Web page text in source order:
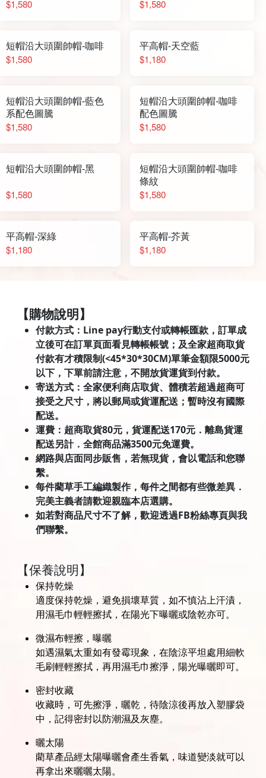
$1,580 $1,580
短帽沿大頭圍帥帽-咖啡
$1,580
平高帽-天空藍
$1,180
短帽沿大頭圍帥帽-藍色
系配色圖騰
$1,580
短帽沿大頭圍帥帽-咖啡
配色圖騰
$1,580
短帽沿大頭圍帥帽-黑
$1,580
短帽沿大頭圍帥帽-咖啡
條紋
$1,580
平高帽-深綠
$1,180
平高帽-芥黃
$1,180
【購物說明】
付款方式：Line pay行動支付或轉帳匯款，訂單成
立後可在訂單頁面看見轉帳帳號；及全家超商取貨
付款有才積限制(<45*30*30CM)單筆金額限5000元
以下，下單前請注意，不開放貨運貨到付款。
寄送方式：全家便利商店取貨、體積若超過超商可
接受之尺寸，將以郵局或貨運配送；暫時沒有國際
配送。
運費：超商取貨80元，貨運配送170元．離島貨運
配送另計．全館商品滿3500元免運費。
網路與店面同步販售，若無現貨，會以電話和您聯
繫。
每件藺草手工編織製作，每件之間都有些微差異．
完美主義者請歡迎親臨本店選購。
如若對商品尺寸不了解，歡迎透過FB粉絲專頁與我
們聯繫。
【保養說明】
保持乾燥
適度保持乾燥，避免損壞草質，如不慎沾上汗漬，
用濕毛巾輕輕擦拭，在陽光下曝曬或陰乾亦可。
微濕布輕擦，曝曬
如遇濕氣太重如有發霉現象，在陰涼平坦處用細軟
毛刷輕輕擦拭，再用濕毛巾擦淨，陽光曝曬即可。
密封收藏
收藏時，可先擦淨，曬乾，待陰涼後再放入塑膠袋
中，記得密封以防潮濕及灰塵。
曬太陽
藺草產品經太陽曝曬會產生香氣，味道變淡就可以
再拿出來曬曬太陽。